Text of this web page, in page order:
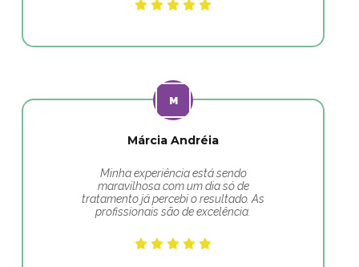
Márcia Andréia
Minha experiência está sendo
maravilhosa com um dia só de
tratamento já percebi o resultado. As
profissionais são de excelência.